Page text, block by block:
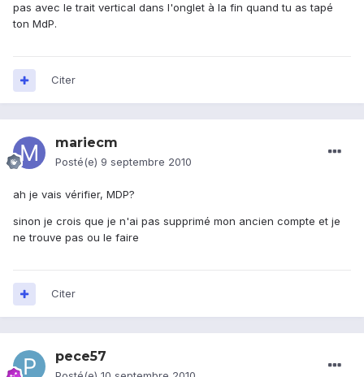
pas avec le trait vertical dans l'onglet à la fin quand tu as tapé
ton MdP.
Citer
mariecm
Posté(e) 9 septembre 2010
ah je vais vérifier, MDP?
sinon je crois que je n'ai pas supprimé mon ancien compte et je
ne trouve pas ou le faire
Citer
pece57